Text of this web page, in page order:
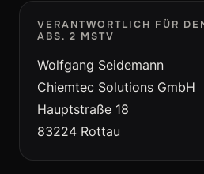
VERANTWORTLICH FÜR
ABS. 2 MSTV
Wolfgang Seidemann
Chiemtec Solutions GmbH
Hauptstraße 18
83224 Rottau